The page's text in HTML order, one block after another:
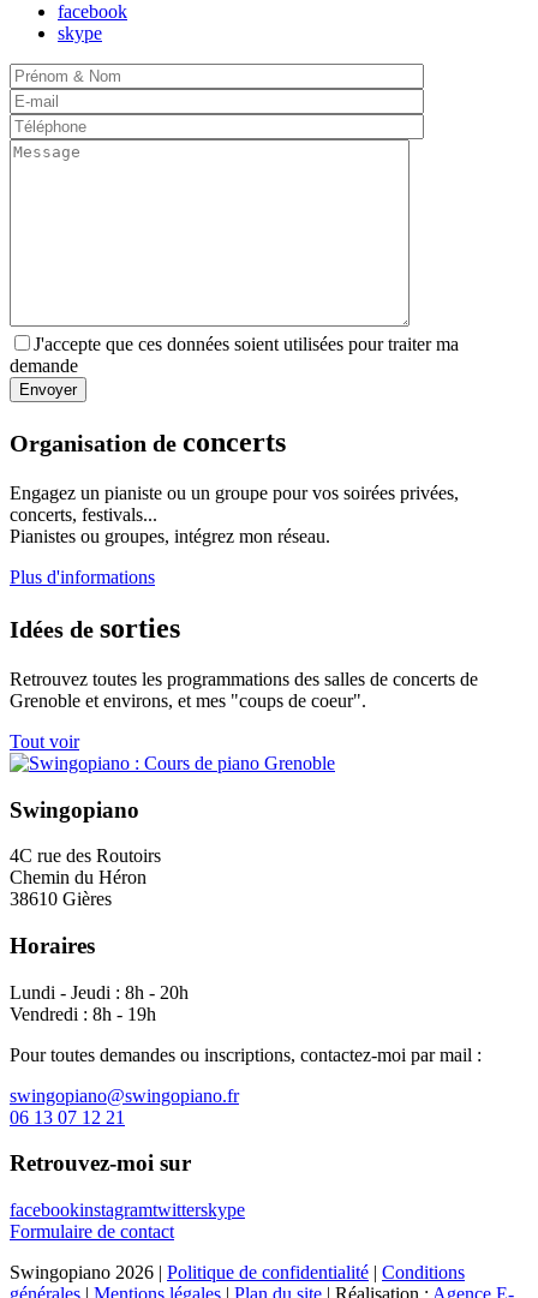
facebook
skype
J'accepte que ces données soient utilisées pour traiter ma
demande
Organisation de concerts
Engagez un pianiste ou un groupe pour vos soirées privées,
concerts, festivals...
Pianistes ou groupes, intégrez mon réseau.
Plus d'informations
Idées de sorties
Retrouvez toutes les programmations des salles de concerts de
Grenoble et environs, et mes "coups de coeur".
Tout voir
Swingopiano
4C rue des Routoirs
Chemin du Héron
38610 Gières
Horaires
Lundi - Jeudi : 8h - 20h
Vendredi : 8h - 19h
Pour toutes demandes ou inscriptions, contactez-moi par mail :
swingopiano@swingopiano.fr
06 13 07 12 21
Retrouvez-moi sur
facebookinstagramtwitterskype
Formulaire de contact
Swingopiano 2026 | Politique de confidentialité | Conditions